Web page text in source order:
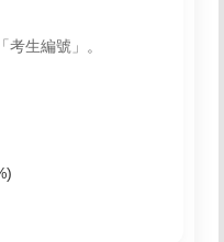
生編號」。